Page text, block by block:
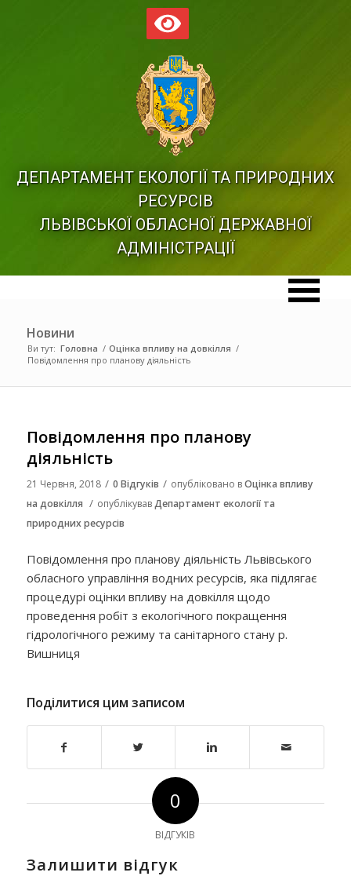
ДЕПАРТАМЕНТ ЕКОЛОГІЇ ТА ПРИРОДНИХ
РЕСУРСІВ
ЛЬВІВСЬКОЇ ОБЛАСНОЇ ДЕРЖАВНОЇ
АДМІНІСТРАЦІЇ
Новини
Ви тут: Головна / Оцінка впливу на довкілля /
Повідомлення про планову діяльність
Повідомлення про планову
діяльність
21 Червня, 2018 / 0 Відгуків / опубліковано вОцінка впливу
на довкілля / опублікувавДепартамент екології та
природних ресурсів
Повідомлення про планову діяльність Львівського
обласного управління водних ресурсів, яка підлягає
процедурі оцінки впливу на довкілля щодо
проведення робіт з екологічного покращення
гідрологічного режиму та санітарного стану р.
Вишниця
Поділитися цим записом
0
ВІДГУКІВ
Залишити відгук